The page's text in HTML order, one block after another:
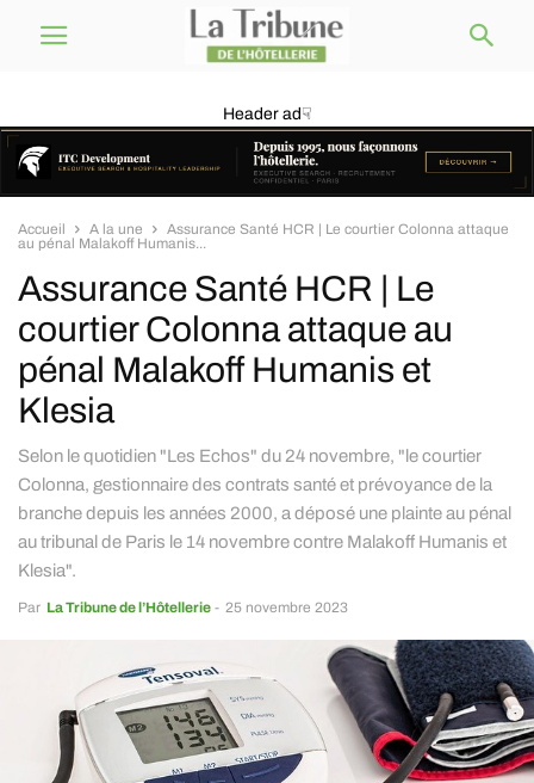
Header ad☟
Accueil A la une
Assurance Santé HCR | Le courtier Colonna attaque
au pénal Malakoff Humanis...
Assurance Santé HCR | Le
courtier Colonna attaque au
pénal Malakoff Humanis et
Klesia
Selon le quotidien "Les Echos" du 24 novembre, "le courtier
Colonna, gestionnaire des contrats santé et prévoyance de la
branche depuis les années 2000, a déposé une plainte au pénal
au tribunal de Paris le 14 novembre contre Malakoff Humanis et
Klesia".
Par La Tribune de l’Hôtellerie - 25 novembre 2023